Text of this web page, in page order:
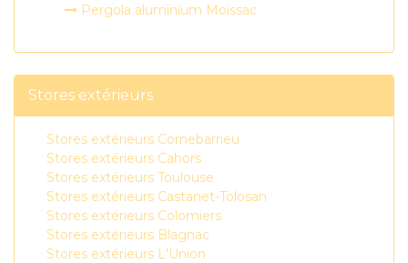
Pergola aluminium Moissac
Stores extérieurs
Stores extérieurs Cornebarrieu
Stores extérieurs Cahors
Stores extérieurs Toulouse
Stores extérieurs Castanet-Tolosan
Stores extérieurs Colomiers
Stores extérieurs Blagnac
Stores extérieurs L'Union